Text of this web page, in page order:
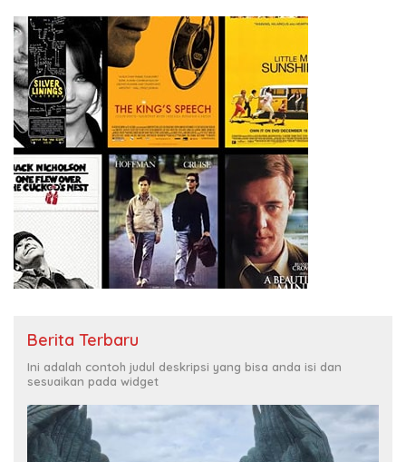
Berita Terbaru
Ini adalah contoh judul deskripsi yang bisa anda isi dan
sesuaikan pada widget